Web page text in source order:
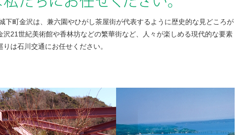
下町金沢は、兼六園やひがし茶屋街が代表するように歴史的な見どころが
21世紀美術館や香林坊などの繁華街など、人々が楽しめる現代的な要素
は石川交通にお任せください。